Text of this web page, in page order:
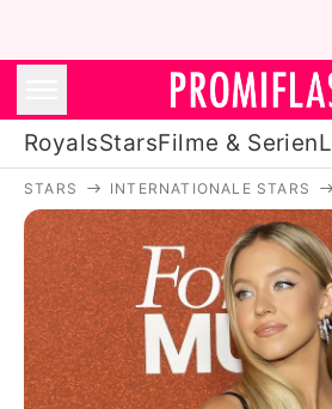
RoyalsStarsFilme & Serien
Royals
Stars
Filme &
Lifestyle
STARS INTERNATIONALE STARS